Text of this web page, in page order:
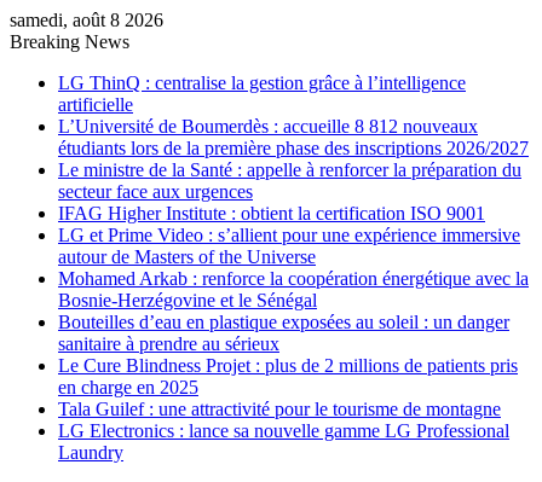
samedi, août 8 2026
Breaking News
LG ThinQ : centralise la gestion grâce à l’intelligence
artificielle
L’Université de Boumerdès : accueille 8 812 nouveaux
étudiants lors de la première phase des inscriptions 2026/2027
Le ministre de la Santé : appelle à renforcer la préparation du
secteur face aux urgences
IFAG Higher Institute : obtient la certification ISO 9001
LG et Prime Video : s’allient pour une expérience immersive
autour de Masters of the Universe
Mohamed Arkab : renforce la coopération énergétique avec la
Bosnie-Herzégovine et le Sénégal
Bouteilles d’eau en plastique exposées au soleil : un danger
sanitaire à prendre au sérieux
Le Cure Blindness Projet : plus de 2 millions de patients pris
en charge en 2025
Tala Guilef : une attractivité pour le tourisme de montagne
LG Electronics : lance sa nouvelle gamme LG Professional
Laundry